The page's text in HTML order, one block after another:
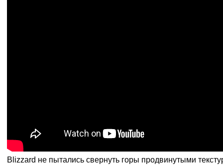
Blizzard не пытались свернуть горы продвинутыми